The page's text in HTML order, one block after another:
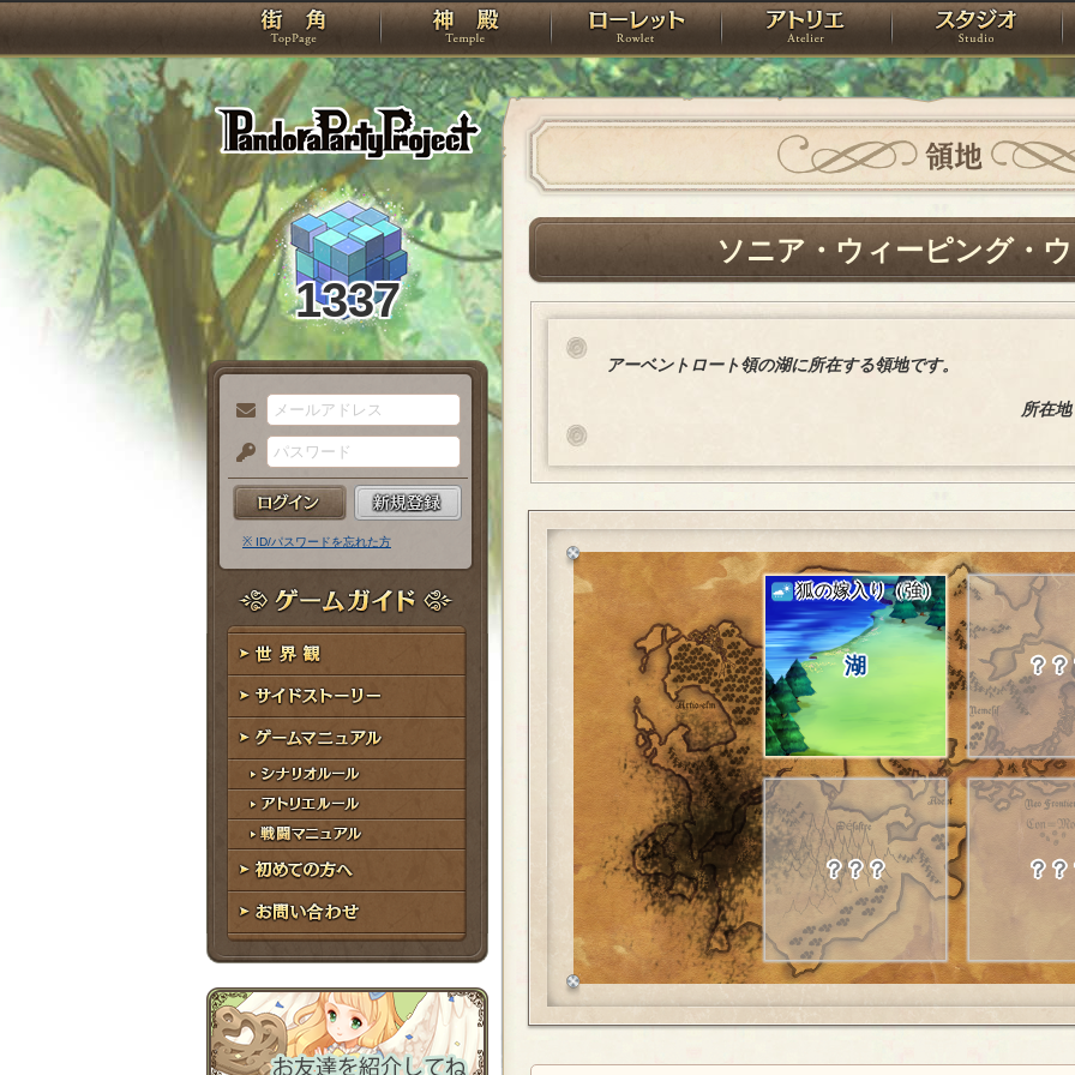
PandoraPartyProject
TOP 神殿 ローレット アトリエ
1337
メ
ー
ル
ア
ド
レ
ス
パ
ス
ー
ド
※ ID/パスワードを忘れた方
ゲームガイド
世界観
サイドストーリー
ゲームマニュアル
シナリオルール
アトリエルール
戦闘マニュアル
初めての方へ
お問い合わせ
領地
ソニア・ウィーピング・
アーベントロート領の湖に所在する領地です。
所在
湖
狐の嫁入り（強）
？？
？？？ ？